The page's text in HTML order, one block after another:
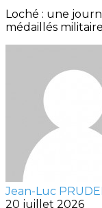
Loché : une
médaillés
Jean-Luc
20 juillet 2026